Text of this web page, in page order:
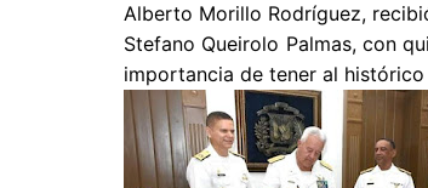
Alberto Morillo Rodríguez,
Stefano Queirolo Palmas, con
importancia de tener al